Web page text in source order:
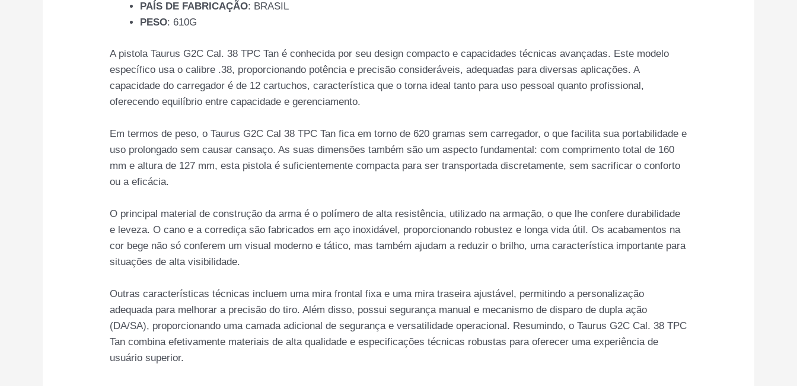
PAÍS DE FABRICAÇÃO: BRASIL
PESO: 610G
A pistola Taurus G2C Cal. 38 TPC Tan é conhecida por seu design compacto e capacidades técnicas avançadas. Este modelo
específico usa o calibre .38, proporcionando potência e precisão consideráveis, adequadas para diversas aplicações. A
capacidade do carregador é de 12 cartuchos, característica que o torna ideal tanto para uso pessoal quanto profissional,
oferecendo equilíbrio entre capacidade e gerenciamento.
Em termos de peso, o Taurus G2C Cal 38 TPC Tan fica em torno de 620 gramas sem carregador, o que facilita sua portabilidade e
uso prolongado sem causar cansaço. As suas dimensões também são um aspecto fundamental: com comprimento total de 160
mm e altura de 127 mm, esta pistola é suficientemente compacta para ser transportada discretamente, sem sacrificar o conforto
ou a eficácia.
O principal material de construção da arma é o polímero de alta resistência, utilizado na armação, o que lhe confere durabilidade
e leveza. O cano e a corrediça são fabricados em aço inoxidável, proporcionando robustez e longa vida útil. Os acabamentos na
cor bege não só conferem um visual moderno e tático, mas também ajudam a reduzir o brilho, uma característica importante para
situações de alta visibilidade.
Outras características técnicas incluem uma mira frontal fixa e uma mira traseira ajustável, permitindo a personalização
adequada para melhorar a precisão do tiro. Além disso, possui segurança manual e mecanismo de disparo de dupla ação
(DA/SA), proporcionando uma camada adicional de segurança e versatilidade operacional. Resumindo, o Taurus G2C Cal. 38 TPC
Tan combina efetivamente materiais de alta qualidade e especificações técnicas robustas para oferecer uma experiência de
usuário superior.